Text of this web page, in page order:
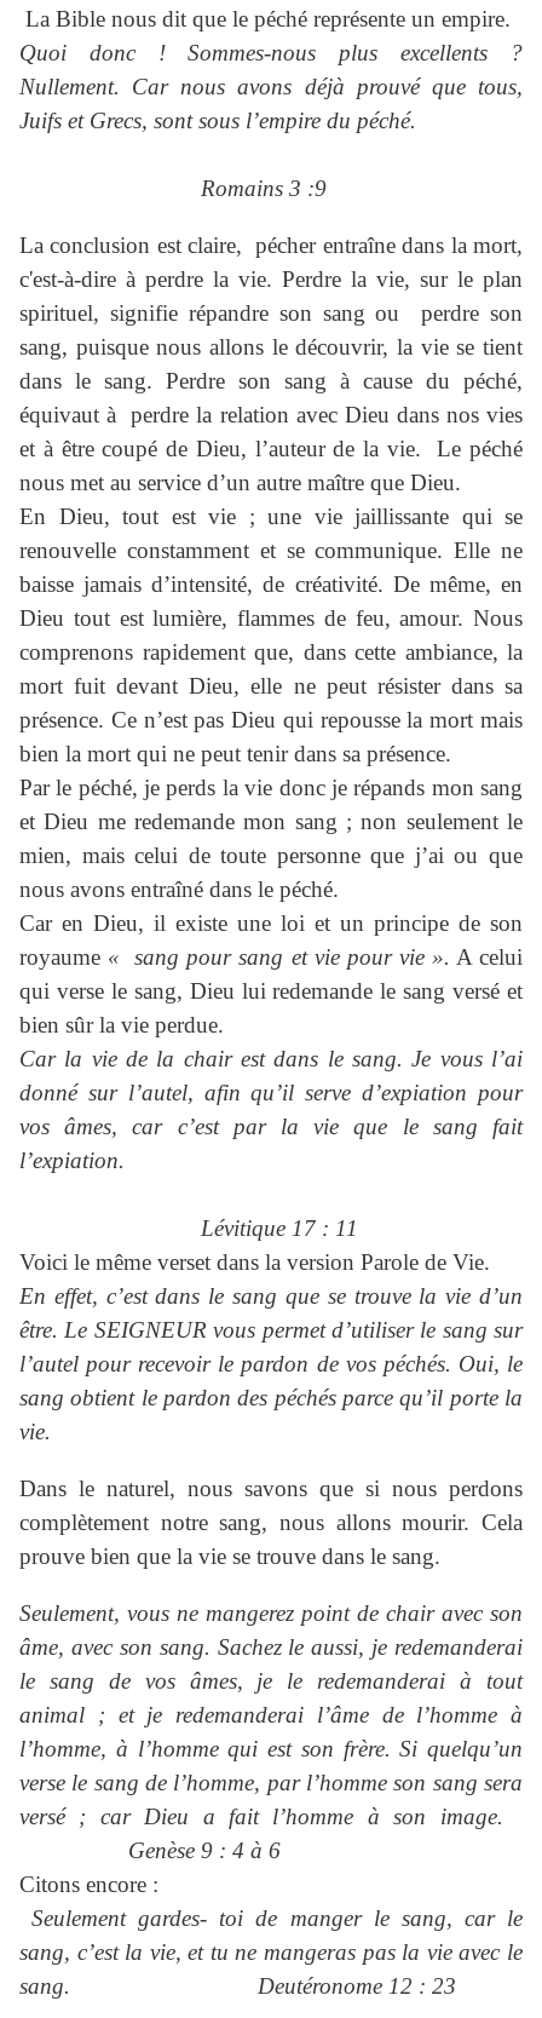
La Bible nous dit que le péché représente un empire.
Quoi donc ! Sommes-nous plus excellents ?
Nullement. Car nous avons déjà prouvé que tous,
Juifs et Grecs, sont sous l’empire du péché.
Romains 3 :9
La conclusion est claire, pécher entraîne dans la mort,
c'est-à-dire à perdre la vie. Perdre la vie, sur le plan
spirituel, signifie répandre son sang ou perdre son
sang, puisque nous allons le découvrir, la vie se tient
dans le sang. Perdre son sang à cause du péché,
équivaut à perdre la relation avec Dieu dans nos vies
et à être coupé de Dieu, l’auteur de la vie. Le péché
nous met au service d’un autre maître que Dieu.
En Dieu, tout est vie ; une vie jaillissante qui se
renouvelle constamment et se communique. Elle ne
baisse jamais d’intensité, de créativité. De même, en
Dieu tout est lumière, flammes de feu, amour. Nous
comprenons rapidement que, dans cette ambiance, la
mort fuit devant Dieu, elle ne peut résister dans sa
présence. Ce n’est pas Dieu qui repousse la mort mais
bien la mort qui ne peut tenir dans sa présence.
Par le péché, je perds la vie donc je répands mon sang
et Dieu me redemande mon sang ; non seulement le
mien, mais celui de toute personne que j’ai ou que
nous avons entraîné dans le péché.
Car en Dieu, il existe une loi et un principe de son
royaume « sang pour sang et vie pour vie ». A celui
qui verse le sang, Dieu lui redemande le sang versé et
bien sûr la vie perdue.
Car la vie de la chair est dans le sang. Je vous l’ai
donné sur l’autel, afin qu’il serve d’expiation pour
vos âmes, car c’est par la vie que le sang fait
l’expiation.
Lévitique 17 : 11
Voici le même verset dans la version Parole de Vie.
En effet, c’est dans le sang que se trouve la vie d’un
être. Le SEIGNEUR vous permet d’utiliser le sang sur
l’autel pour recevoir le pardon de vos péchés. Oui, le
sang obtient le pardon des péchés parce qu’il porte la
vie.
Dans le naturel, nous savons que si nous perdons
complètement notre sang, nous allons mourir. Cela
prouve bien que la vie se trouve dans le sang.
Seulement, vous ne mangerez point de chair avec son
âme, avec son sang. Sachez le aussi, je redemanderai
le sang de vos âmes, je le redemanderai à tout
animal ; et je redemanderai l’âme de l’homme à
l’homme, à l’homme qui est son frère. Si quelqu’un
verse le sang de l’homme, par l’homme son sang sera
versé ; car Dieu a fait l’homme à son image.
Genèse 9 : 4 à 6
Citons encore :
Seulement gardes- toi de manger le sang, car le
sang, c’est la vie, et tu ne mangeras pas la vie avec le
sang. Deutéronome 12 : 23